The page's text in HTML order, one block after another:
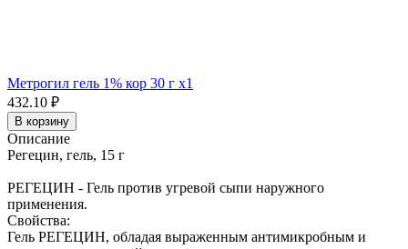
Метрогил гель 1% кор 30 г x1
432.10 ₽
В корзину
Описание
Регецин, гель, 15 г
РЕГЕЦИН - Гель против угревой сыпи наружного
применения.
Свойства:
Гель РЕГЕЦИН, обладая выраженным антимикробным и